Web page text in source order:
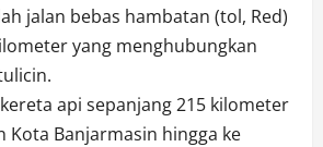
jalan bebas hambatan (tol, Red)
yang menghubungkan
api sepanjang 215 kilometer
Kota Banjarmasin hingga ke